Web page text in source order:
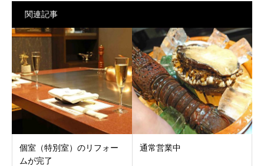
関連記事
個室（特別室）のリフォー
ムが完了
通常営業中